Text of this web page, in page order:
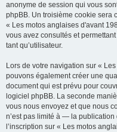
anonyme de session qui vous
phpBB. Un troisième cookie sera
« Les motos anglaises d'avant
vous avez consultés et
tant qu’utilisateur.
Lors de votre navigation sur «
pouvons également créer une
document qui est prévu pour
logiciel phpBB. La seconde
vous nous envoyez et que nous
n’est pas limité à — la publication
l’inscription sur « Les motos